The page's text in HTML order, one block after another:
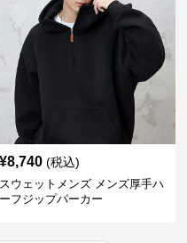
¥8,740 (税込)
スウェットメンズ メンズ厚手ハ
ーフジップパーカー